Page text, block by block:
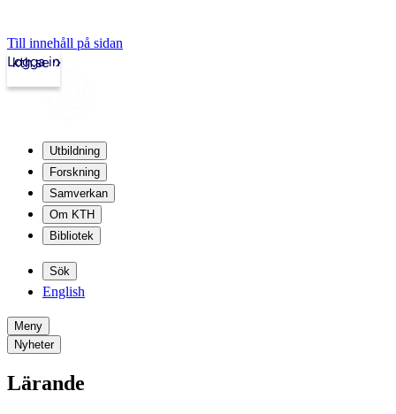
Till innehåll på sidan
kth.se
Logga in
Utbildning
Forskning
Samverkan
Om KTH
Bibliotek
Sök
English
Meny
Nyheter
Lärande